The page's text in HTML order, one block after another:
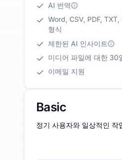
AI 번역
Word, CSV, PDF, TXT,
형식
제한된 AI 인사이트
미디어 파일에 대한 30
이메일 지원
Basic
정기 사용자와 일상적인 작